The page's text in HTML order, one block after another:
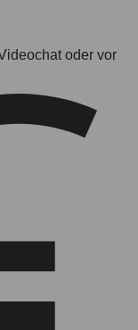
oder vor